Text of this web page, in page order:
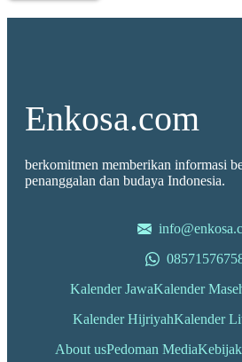
Enkosa.com
berkomitmen memberikan informasi
penanggalan dan budaya Indonesia.
Kalender JawaKalender
Kalender HijriyahKalender
About usPedoman Media